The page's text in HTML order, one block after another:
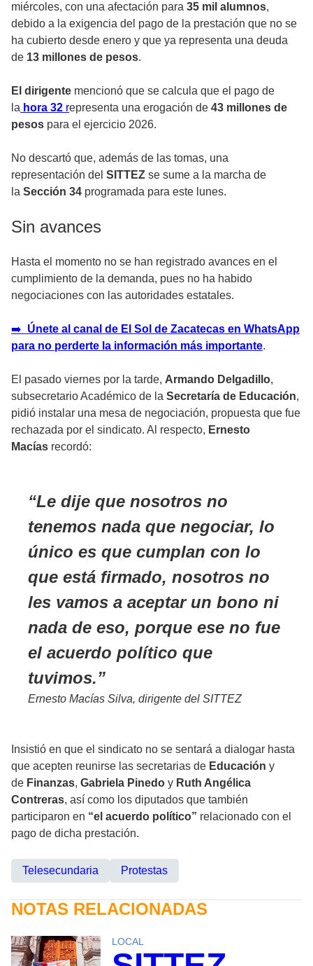
miércoles, con una afectación para 35 mil alumnos,
debido a la exigencia del pago de la prestación que no se
ha cubierto desde enero y que ya representa una deuda
de 13 millones de pesos.
El dirigente mencionó que se calcula que el pago de
la hora 32 representa una erogación de 43 millones de
pesos para el ejercicio 2026.
No descartó que, además de las tomas, una
representación del SITTEZ se sume a la marcha de
la Sección 34 programada para este lunes.
Sin avances
Hasta el momento no se han registrado avances en el
cumplimiento de la demanda, pues no ha habido
negociaciones con las autoridades estatales.
➡️ Únete al canal de El Sol de Zacatecas en WhatsApp
para no perderte la información más importante.
El pasado viernes por la tarde, Armando Delgadillo,
subsecretario Académico de la Secretaría de Educación,
pidió instalar una mesa de negociación, propuesta que fue
rechazada por el sindicato. Al respecto, Ernesto
Macías recordó:
Le dije que nosotros no
tenemos nada que negociar, lo
único es que cumplan con lo
que está firmado, nosotros no
les vamos a aceptar un bono ni
nada de eso, porque ese no fue
el acuerdo político que
tuvimos.
Ernesto Macías Silva, dirigente del SITTEZ
Insistió en que el sindicato no se sentará a dialogar hasta
que acepten reunirse las secretarias de Educación y
de Finanzas, Gabriela Pinedo y Ruth Angélica
Contreras, así como los diputados que también
participaron en “el acuerdo político” relacionado con el
pago de dicha prestación.
Telesecundaria Protestas
NOTAS RELACIONADAS
LOCAL